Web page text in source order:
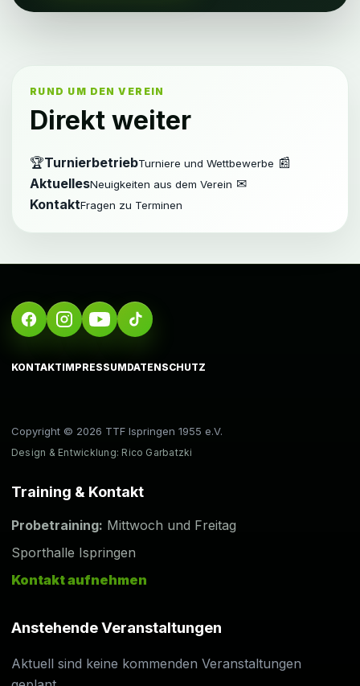
RUND UM DEN VEREIN
Direkt weiter
🏆TurnierbetriebTurniere und Wettbewerbe 📰
AktuellesNeuigkeiten aus dem Verein ✉
KontaktFragen zu Terminen
KONTAKTIMPRESSUMDATENSCHUTZ
Copyright © 2026 TTF Ispringen 1955 e.V.
Design & Entwicklung: Rico Garbatzki
Training & Kontakt
Probetraining: Mittwoch und Freitag
Sporthalle Ispringen
Kontakt aufnehmen
Anstehende Veranstaltungen
Aktuell sind keine kommenden Veranstaltungen